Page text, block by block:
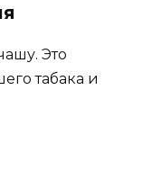
Это
табака и